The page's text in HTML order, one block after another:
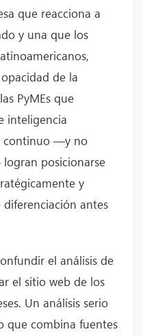
que reacciona a
y una que los
de la
PyMEs que
inteligencia
continuo —y no
posicionarse
y
antes
el análisis de
el sitio web de los
Un análisis serio
que combina fuentes